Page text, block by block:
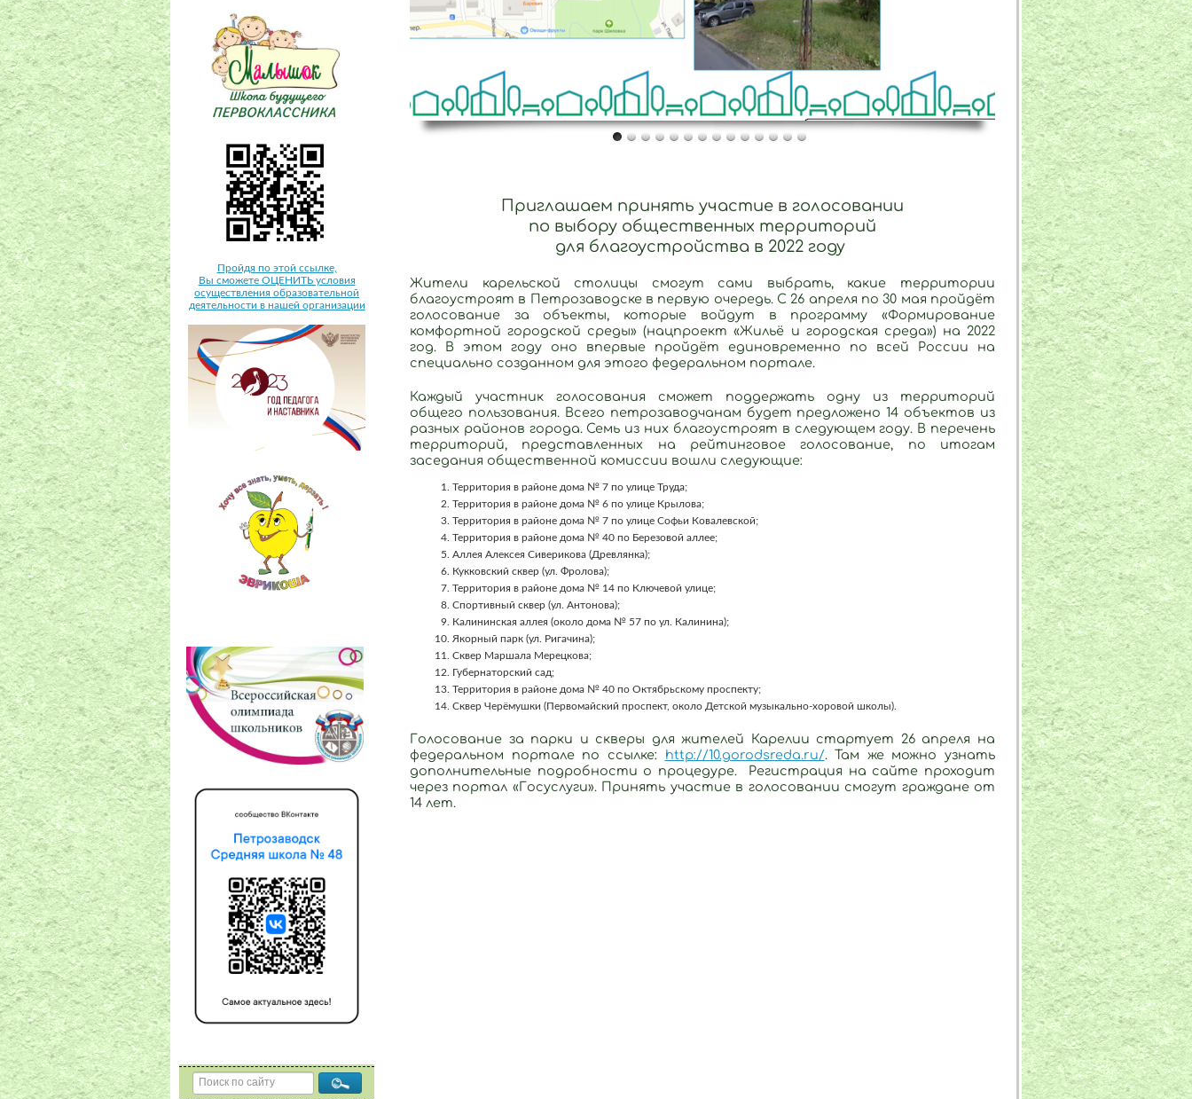
Пройдя по этой ссылке,
Вы сможете ОЦЕНИТЬ условия
осуществления образовательной
деятельности в нашей организации
Приглашаем принять участие в голосовании
по выбору общественных территорий
для благоустройства в 2022 году
Жители карельской столицы смогут сами выбрать, какие территории
благоустроят в Петрозаводске в первую очередь. С 26 апреля по 30 мая пройдёт
голосование за объекты, которые войдут в программу «Формирование
комфортной городской среды» (нацпроект «Жильё и городская среда») на 2022
год. В этом году оно впервые пройдёт единовременно по всей России на
специально созданном для этого федеральном портале.
Каждый участник голосования сможет поддержать одну из территорий
общего пользования. Всего петрозаводчанам будет предложено 14 объектов из
разных районов города. Семь из них благоустроят в следующем году. В перечень
территорий, представленных на рейтинговое голосование, по итогам
заседания общественной комиссии вошли следующие:
Территория в районе дома № 7 по улице Труда;
Территория в районе дома № 6 по улице Крылова;
Территория в районе дома № 7 по улице Софьи Ковалевской;
Территория в районе дома № 40 по Березовой аллее;
Аллея Алексея Сиверикова (Древлянка);
Кукковский сквер (ул. Фролова);
Территория в районе дома № 14 по Ключевой улице;
Спортивный сквер (ул. Антонова);
Калининская аллея (около дома № 57 по ул. Калинина);
Якорный парк (ул. Ригачина);
Сквер Маршала Мерецкова;
Губернаторский сад;
Территория в районе дома № 40 по Октябрьскому проспекту;
Сквер Черёмушки (Первомайский проспект, около Детской музыкально-хоровой школы).
Голосование за парки и скверы для жителей Карелии стартует 26 апреля на
федеральном портале по ссылке: http://10.gorodsreda.ru/. Там же можно узнать
дополнительные подробности о процедуре. Регистрация на сайте проходит
через портал «Госуслуги». Принять участие в голосовании смогут граждане от
14 лет.